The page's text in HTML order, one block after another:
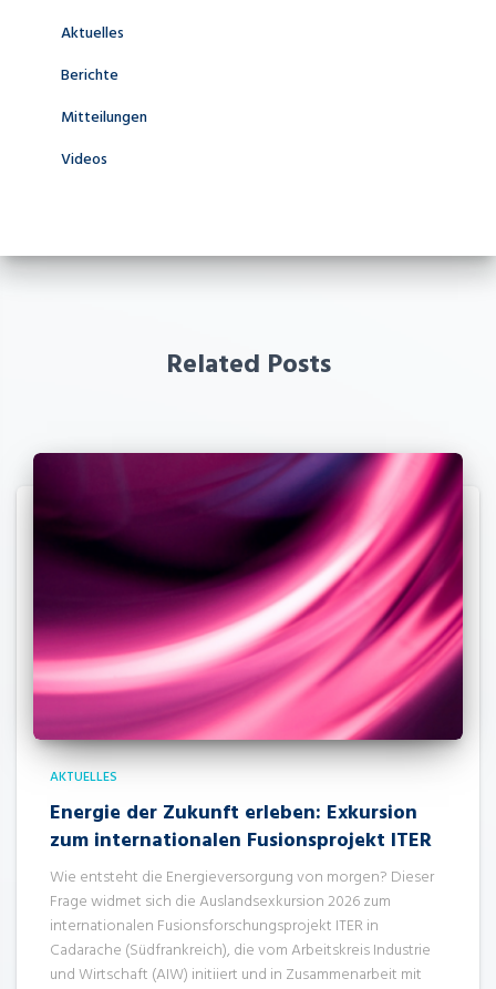
Aktuelles
Berichte
Mitteilungen
Videos
Related Posts
AKTUELLES
Energie der Zukunft erleben: Exkursion
zum internationalen Fusionsprojekt ITER
Wie entsteht die Energieversorgung von morgen? Dieser
Frage widmet sich die Auslandsexkursion 2026 zum
internationalen Fusionsforschungsprojekt ITER in
Cadarache (Südfrankreich), die vom Arbeitskreis Industrie
und Wirtschaft (AIW) initiiert und in Zusammenarbeit mit